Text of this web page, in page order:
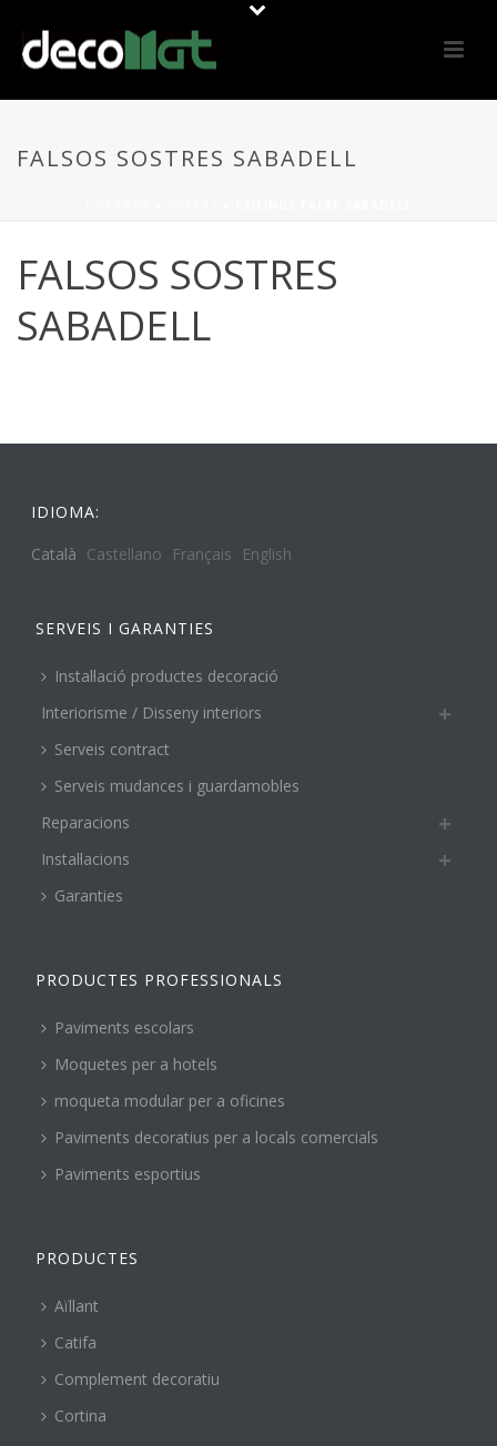
FALSOS SOSTRES SABADELL
FALSOS SOSTRES
SABADELL
IDIOMA:
Català Castellano Français English
SERVEIS I GARANTIES
Instal·lació productes decoració
Interiorisme / Disseny interiors
Serveis contract
Serveis mudances i guardamobles
Reparacions
Instal·lacions
Garanties
PRODUCTES PROFESSIONALS
Paviments escolars
Moquetes per a hotels
moqueta modular per a oficines
Paviments decoratius per a locals comercials
Paviments esportius
PRODUCTES
Aïllant
Catifa
Complement decoratiu
Cortina